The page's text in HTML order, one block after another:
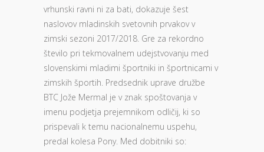
vrhunski ravni ni za bati, dokazuje šest
naslovov mladinskih svetovnih prvakov v
zimski sezoni 2017/2018. Gre za rekordno
število pri tekmovalnem udejstvovanju med
slovenskimi mladimi športniki in športnicami v
zimskih športih. Predsednik uprave družbe
BTC Jože Mermal je v znak spoštovanja v
imenu podjetja prejemnikom odličij, ki so
prispevali k temu nacionalnemu uspehu,
predal kolesa Pony. Med dobitniki so: